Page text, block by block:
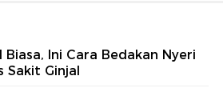
Ini Cara Bedakan Nyeri
Sakit Ginjal